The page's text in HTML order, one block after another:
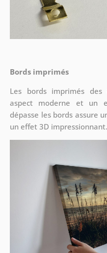
Bords imprimés
Les bords imprimés
aspect moderne et un
dépasse les bords assure
un effet 3D impressionnant.